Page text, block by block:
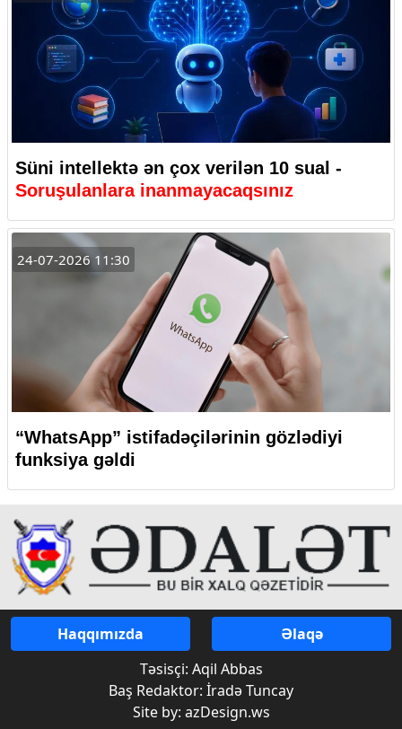
Süni intellektə ən çox verilən 10 sual -
Soruşulanlara inanmayacaqsınız
24-07-2026 11:30
“WhatsApp” istifadəçilərinin gözlədiyi
funksiya gəldi
Haqqımızda
Əlaqə
Təsisçi: Aqil Abbas
Baş Redaktor: İradə Tuncay
Site by: azDesign.ws